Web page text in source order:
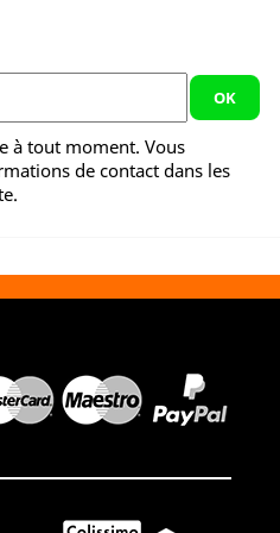
à tout moment. Vous
de contact dans les